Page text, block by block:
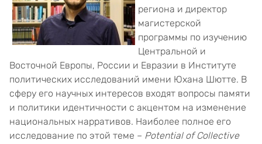
региона и директор
магистерской
программы по изучению
Центральной и
Восточной Европы, России и Евразии в Институте
политических исследований имени Юхана Шютте. В
сферу его научных интересов входят вопросы памяти
и политики идентичности с акцентом на изменение
национальных нарративов. Наиболее полное его
исследование по этой теме – Potential of Collective